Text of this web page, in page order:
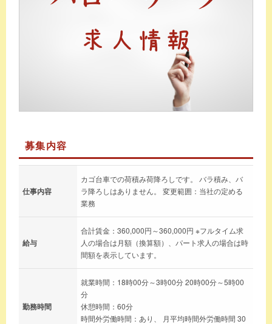
募集内容
仕事内容
カゴ台車での荷積み荷降ろしです。 バラ積み、バ
ラ降ろしはありません。 変更範囲：当社の定める
業務
給与
合計賃金：360,000円～360,000円 ※フルタイム求
人の場合は月額（換算額）、パート求人の場合は時
間額を表示しています。
勤務時間
就業時間：18時00分～3時00分 20時00分～5時00
分
休憩時間：60分
時間外労働時間：あり、 月平均時間外労働時間 30